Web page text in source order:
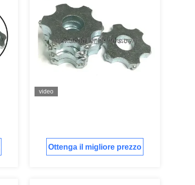
video
Ottenga il migliore prezzo